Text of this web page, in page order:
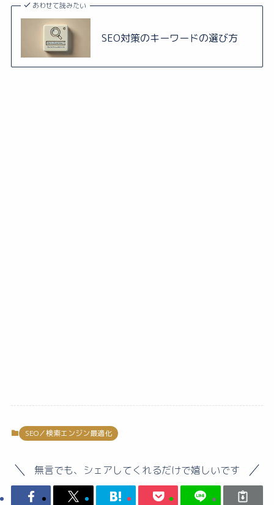
あわせて読みたい
SEO対策のキーワードの選び方
SEO／検索エンジン最適化
無言でも、シェアしてくれるだけで嬉しいです